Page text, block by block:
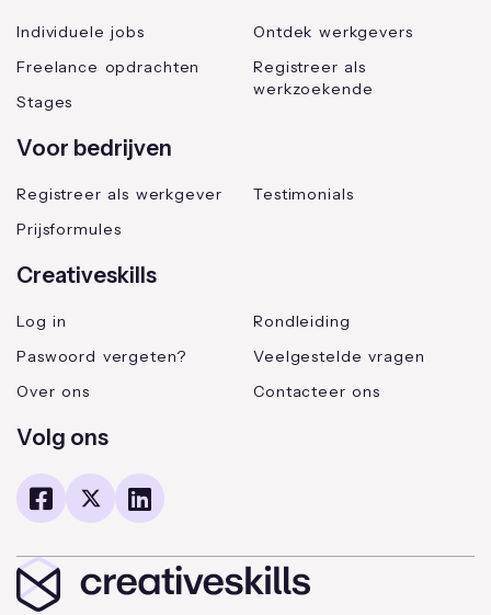
Individuele jobs
Freelance opdrachten
Stages
Ontdek werkgevers
Registreer als
werkzoekende
Voor bedrijven
Registreer als werkgever
Prijsformules
Testimonials
Creativeskills
Log in
Paswoord vergeten?
Over ons
Rondleiding
Veelgestelde vragen
Contacteer ons
Volg ons